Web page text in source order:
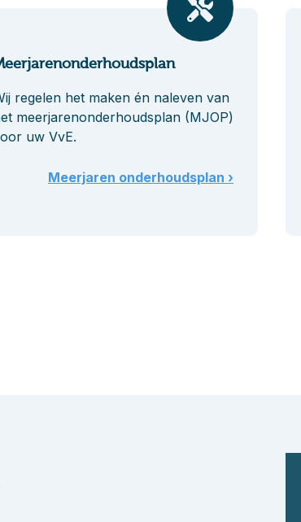
regelen het maken én naleven van
meerjarenonderhoudsplan (MJOP)
uw VvE.
Meerjaren onderhoudsplan ›